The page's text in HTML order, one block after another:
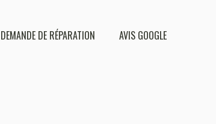
DEMANDE DE RÉPARATION AVIS GOOGLE